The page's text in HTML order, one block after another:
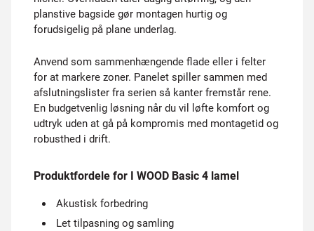
planstive bagside gør montagen hurtig og
forudsigelig på plane underlag.
Anvend som sammenhængende flade eller i felter
for at markere zoner. Panelet spiller sammen med
afslutningslister fra serien så kanter fremstår rene.
En budgetvenlig løsning når du vil løfte komfort og
udtryk uden at gå på kompromis med montagetid og
robusthed i drift.
Produktfordele for I WOOD Basic 4 lamel
Akustisk forbedring
Let tilpasning og samling